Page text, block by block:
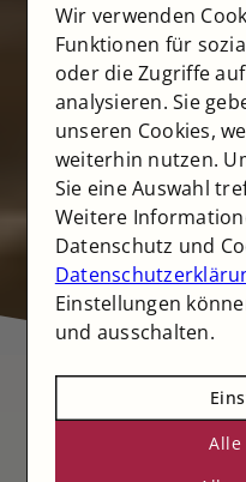
Wir verwenden
Funktionen für
oder die Zugriffe
analysieren. Sie
unseren Cookies,
weiterhin nutzen.
Sie eine Auswahl
Weitere
Datenschutz und
Einstellungen
und ausschalten.
Alle